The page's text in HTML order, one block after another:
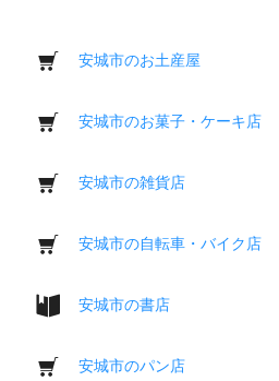
安城市のお土産屋
安城市のお菓子・ケーキ店
安城市の雑貨店
安城市の自転車・バイク店
安城市の書店
安城市のパン店